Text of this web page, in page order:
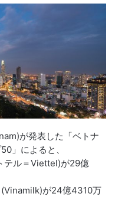
が発表した「ベトナ
」によると、
テル＝Viettel)が29億
(Vinamilk)が24億4310万